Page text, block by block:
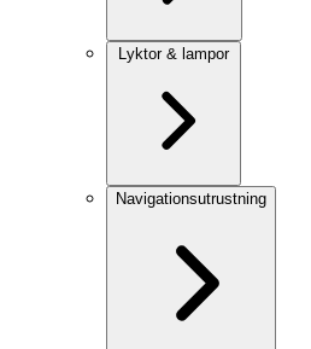
Lyktor & lampor
Navigationsutrustning